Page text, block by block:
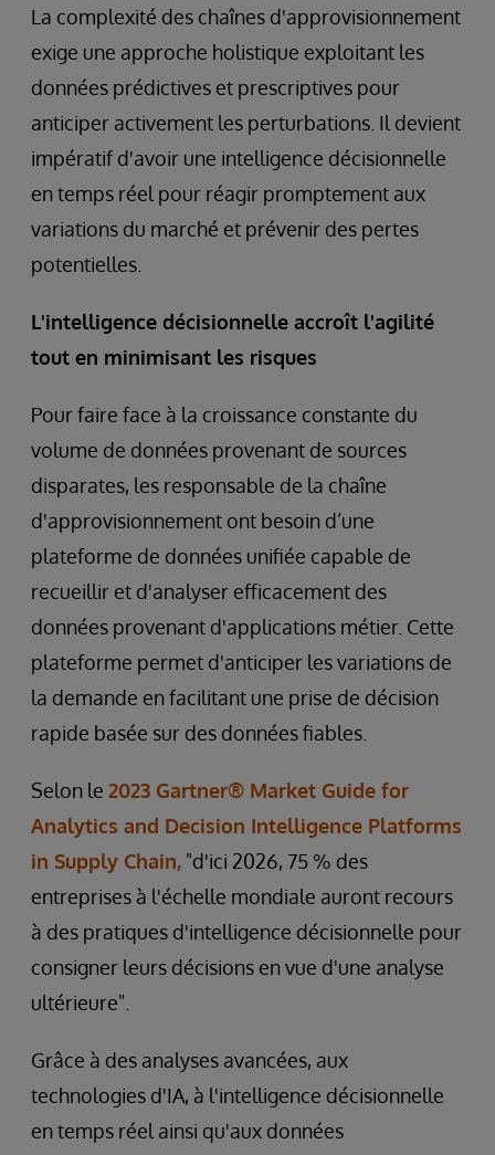
La complexité des chaînes d'approvisionnement
exige une approche holistique exploitant les
données prédictives et prescriptives pour
anticiper activement les perturbations. Il devient
impératif d'avoir une intelligence décisionnelle
en temps réel pour réagir promptement aux
variations du marché et prévenir des pertes
potentielles.
L'intelligence décisionnelle accroît l'agilité
tout en minimisant les risques
Pour faire face à la croissance constante du
volume de données provenant de sources
disparates, les responsable de la chaîne
d'approvisionnement ont besoin d’une
plateforme de données unifiée capable de
recueillir et d'analyser efficacement des
données provenant d'applications métier. Cette
plateforme permet d'anticiper les variations de
la demande en facilitant une prise de décision
rapide basée sur des données fiables.
Selon le 2023 Gartner® Market Guide for
Analytics and Decision Intelligence Platforms
in Supply Chain, "d'ici 2026, 75 % des
entreprises à l'échelle mondiale auront recours
à des pratiques d'intelligence décisionnelle pour
consigner leurs décisions en vue d'une analyse
ultérieure".
Grâce à des analyses avancées, aux
technologies d'IA, à l'intelligence décisionnelle
en temps réel ainsi qu'aux données